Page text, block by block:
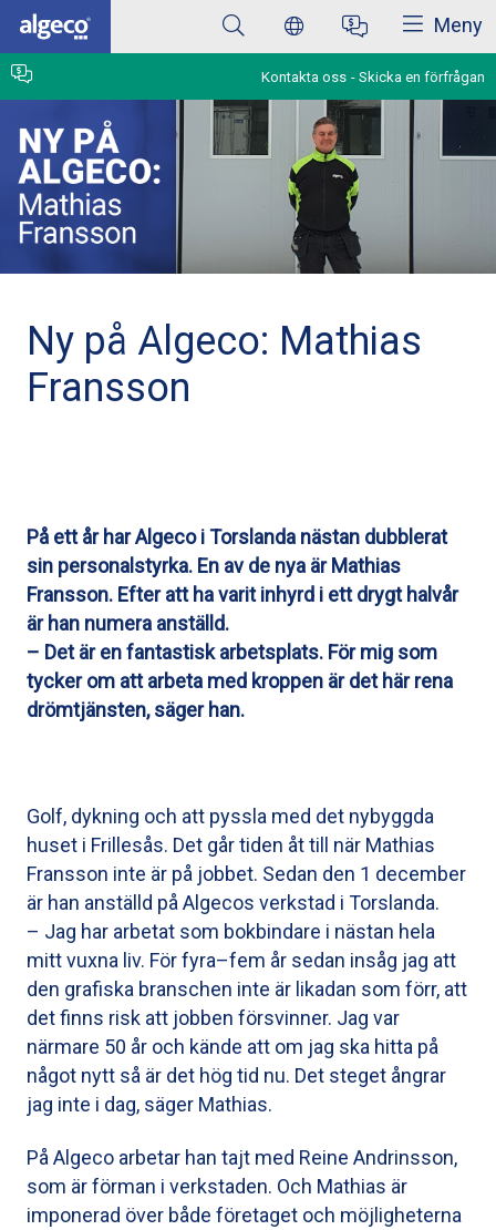
Hoppa
huvudinnehåll
Meny
Kontakta oss Skicka en förfrågan
Ny på Algeco: Mathias
Fransson
På ett år har Algeco i Torslanda nästan dubblerat
sin personalstyrka. En av de nya är Mathias
Fransson. Efter att ha varit inhyrd i ett drygt halvår
är han numera anställd.
– Det är en fantastisk arbetsplats. För mig som
tycker om att arbeta med kroppen är det här rena
drömtjänsten, säger han.
Golf, dykning och att pyssla med det nybyggda
huset i Frillesås. Det går tiden åt till när Mathias
Fransson inte är på jobbet. Sedan den 1 december
är han anställd på Algecos verkstad i Torslanda.
– Jag har arbetat som bokbindare i nästan hela
mitt vuxna liv. För fyra–fem år sedan insåg jag att
den grafiska branschen inte är likadan som förr, att
det finns risk att jobben försvinner. Jag var
närmare 50 år och kände att om jag ska hitta på
något nytt så är det hög tid nu. Det steget ångrar
jag inte i dag, säger Mathias.
På Algeco arbetar han tajt med Reine Andrinsson,
som är förman i verkstaden. Och Mathias är
imponerad över både företaget och möjligheterna